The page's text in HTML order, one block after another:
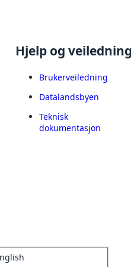
Hjelp og
Brukerveiledning
Datalandsbyen
Teknisk
dokumentasjon